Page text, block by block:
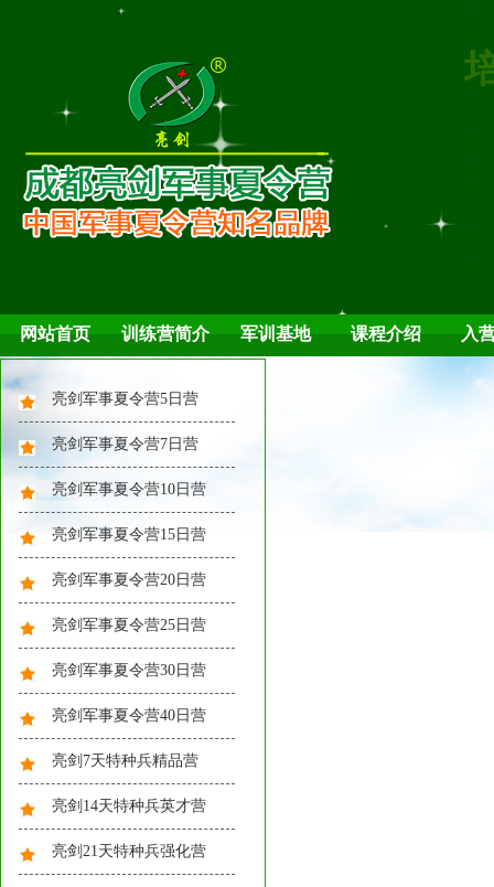
网站首页 训练营简介 军训基地 课程介绍 入
亮剑军事夏令营5日营
亮剑军事夏令营7日营
亮剑军事夏令营10日营
亮剑军事夏令营15日营
亮剑军事夏令营20日营
亮剑军事夏令营25日营
亮剑军事夏令营30日营
亮剑军事夏令营40日营
亮剑7天特种兵精品营
亮剑14天特种兵英才营
亮剑21天特种兵强化营
训练成果汇报表演，接受检
阅！